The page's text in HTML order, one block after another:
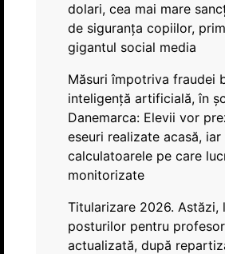
dolari, cea mai mare
de siguranța copiilor,
gigantul social media
Măsuri împotriva fraudei
inteligență artificială, în
Danemarca: Elevii vor
eseuri realizate acasă, iar
calculatoarele pe care
monitorizate
Titularizare 2026. Astăzi,
posturilor pentru
actualizată, după